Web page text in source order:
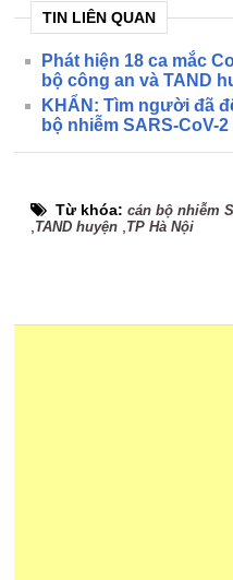
TIN LIÊN QUAN
Phát hiện 18 ca mắc
bộ công an và TAND
KHẨN: Tìm người đã
bộ nhiễm SARS-CoV-2
Từ khóa:cán bộ nhiễm
TAND huyện TP Hà Nội